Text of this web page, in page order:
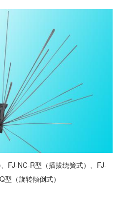
FJ-NC-R型（插拔绕簧式）、FJ-
（旋转倾倒式）